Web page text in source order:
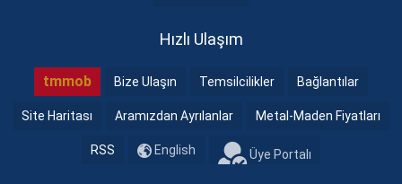
Hızlı Ulaşım
tmmob Bize Ulaşın Temsilcilikler Bağlantılar
Site Haritası Aramızdan Ayrılanlar Metal-Maden Fiyatları
RSS English Üye Portalı